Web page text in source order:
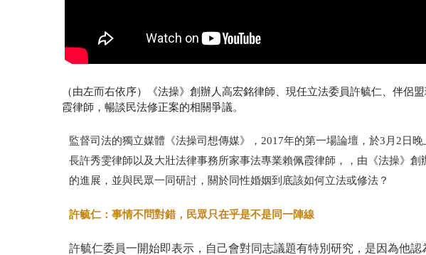
（由左而右依序）《法操》創辦人高宏銘律師、現任立法委員許毓仁、伴侶
霞律師，暢談民法修正案的相關爭議。
監督司法的獨立媒體《法操司想傳媒》， 2017年的第一場論壇， 於3月2日晚
長許秀雯律師以及大壯法律事務所家事法專業賴佩霞律師，
，由《法操》
的進展，並與民眾一同研討，關於同性婚姻到底該如何立法或修法？
許毓仁：事情不問對錯，民眾只在乎是不是同一陣線
許毓仁委員一開始即表示，自己會對同志議題有特別研究，是因為他